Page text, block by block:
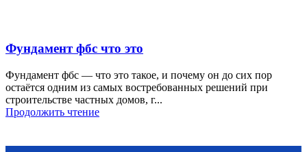
Фундамент фбс что это
Фундамент фбс — что это такое, и почему он до сих пор
остаётся одним из самых востребованных решений при
строительстве частных домов, г...
Продолжить чтение